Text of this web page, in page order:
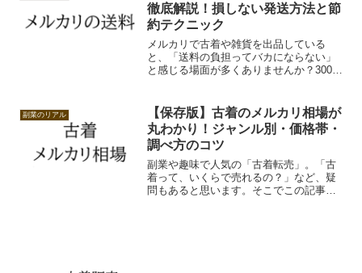
徹底解説！損しない発送方法と節
約テクニック
メルカリで古着や雑貨を出品している
と、「送料の負担ってバカにならない」
と感じる場面が多くありませんか？300
圧迫してきます。とくに「売れたはいい
けど、送料を引いたら...
副業のリアル
【保存版】古着のメルカリ相場が
丸わかり！ジャンル別・価格帯・
調べ方のコツ
副業や趣味で人気の「古着転売」。「古
着って、いくらで売れるの？」など、疑
問もあると思います。そこでこの記事で